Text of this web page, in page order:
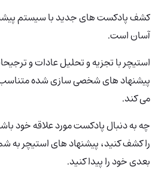
آسان است.
استیچر با تجزیه و تحلیل عادات و
پیشنهاد های شخصی سازی شده متناسب
می کند.
چه به دنبال پادکست مورد علاقه خود
را کشف کنید، پیشنهاد های استیچر به
بعدی خود را پیدا کنید.